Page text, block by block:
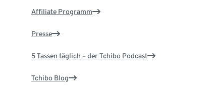
Affiliate Programm
Presse
5 Tassen täglich – der Tchibo Podcast
Tchibo Blog